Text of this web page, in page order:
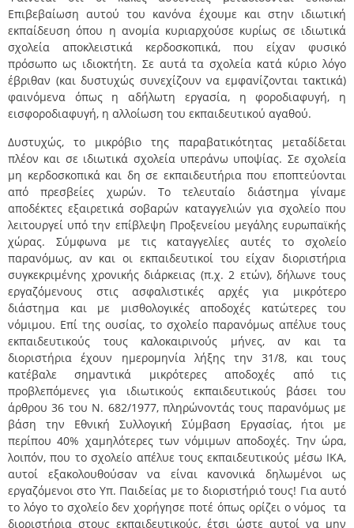
Επιβεβαίωση αυτού του κανόνα έχουμε και στην ιδιωτική
εκπαίδευση όπου η ανομία κυριαρχούσε κυρίως σε ιδιωτικά
σχολεία αποκλειστικά κερδοσκοπικά, που είχαν φυσικό
πρόσωπο ως ιδιοκτήτη. Σε αυτά τα σχολεία κατά κύριο λόγο
έβριθαν (και δυστυχώς συνεχίζουν να εμφανίζονται τακτικά)
φαινόμενα όπως η αδήλωτη εργασία, η φοροδιαφυγή, η
εισφοροδιαφυγή, η αλλοίωση του εκπαιδευτικού αγαθού.
Δυστυχώς, το μικρόβιο της παραβατικότητας μεταδίδεται
πλέον και σε ιδιωτικά σχολεία υπεράνω υποψίας. Σε σχολεία
μη κερδοσκοπικά και δη σε εκπαιδευτήρια που εποπτεύονται
από πρεσβείες χωρών. Το τελευταίο διάστημα γίναμε
αποδέκτες εξαιρετικά σοβαρών καταγγελιών για σχολείο που
λειτουργεί υπό την επίβλεψη Προξενείου μεγάλης ευρωπαϊκής
χώρας. Σύμφωνα με τις καταγγελίες αυτές το σχολείο
παρανόμως, αν και οι εκπαιδευτικοί του είχαν διοριστήρια
συγκεκριμένης χρονικής διάρκειας (π.χ. 2 ετών), δήλωνε τους
εργαζόμενους στις ασφαλιστικές αρχές για μικρότερο
διάστημα και με μισθολογικές αποδοχές κατώτερες του
νόμιμου. Επί της ουσίας, το σχολείο παρανόμως απέλυε τους
εκπαιδευτικούς τους καλοκαιρινούς μήνες, αν και τα
διοριστήρια έχουν ημερομηνία λήξης την 31/8, και τους
κατέβαλε σημαντικά μικρότερες αποδοχές από τις
προβλεπόμενες για ιδιωτικούς εκπαιδευτικούς βάσει του
άρθρου 36 του Ν. 682/1977, πληρώνοντάς τους παρανόμως με
βάση την Εθνική Συλλογική Σύμβαση Εργασίας, ήτοι με
περίπου 40% χαμηλότερες των νόμιμων αποδοχές. Την ώρα,
λοιπόν, που το σχολείο απέλυε τους εκπαιδευτικούς μέσω ΙΚΑ,
αυτοί εξακολουθούσαν να είναι κανονικά δηλωμένοι ως
εργαζόμενοι στο Υπ. Παιδείας με το διοριστήριό τους! Για αυτό
το λόγο το σχολείο δεν χορήγησε ποτέ όπως ορίζει ο νόμος τα
διοριστήρια στους εκπαιδευτικούς, έτσι ώστε αυτοί να μην